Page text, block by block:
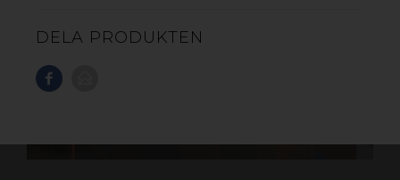
DELA PRODUKTEN